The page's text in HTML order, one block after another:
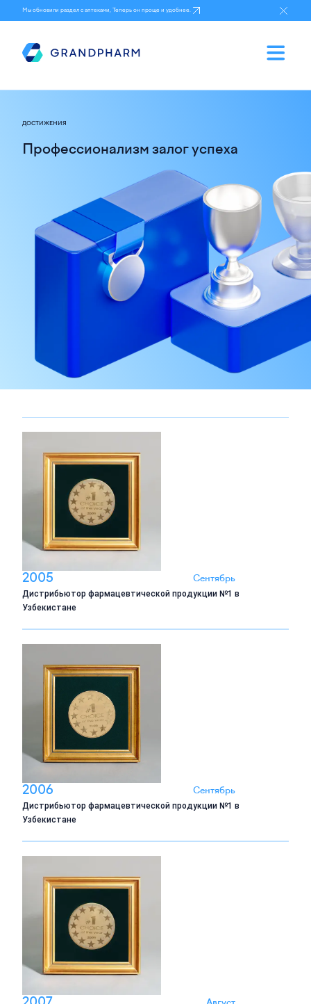
Мы обновили раздел с аптеками, Теперь он проще и удобнее.
ДОСТИЖЕНИЯ
Профессионализм залог успеха
2005 Сентябрь
Дистрибьютор фармацевтической продукции №1 в
Узбекистане
2006 Сентябрь
Дистрибьютор фармацевтической продукции №1 в
Узбекистане